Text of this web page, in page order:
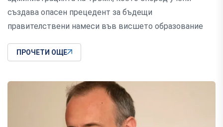
създава опасен прецедент за бъдещи
правителствени намеси във висшето образование
ПРОЧЕТИ ОЩЕ